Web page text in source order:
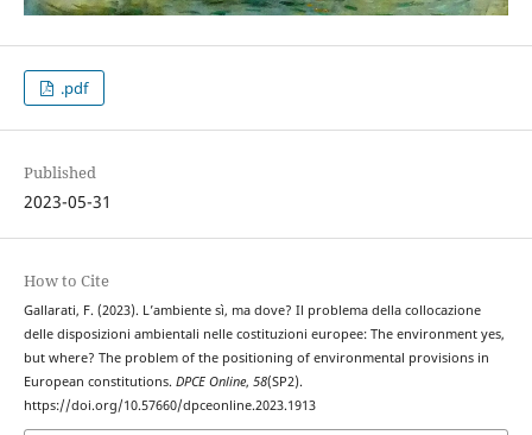
.pdf
Published
2023-05-31
How to Cite
Gallarati, F. (2023). L’ambiente sì, ma dove? Il problema della collocazione
delle disposizioni ambientali nelle costituzioni europee: The environment yes,
but where? The problem of the positioning of environmental provisions in
European constitutions. DPCE Online, 58(SP2).
https://doi.org/10.57660/dpceonline.2023.1913